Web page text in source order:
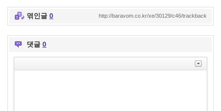
엮인글 0 http://baravom.co.kr/xe/30129/c46/trackback
댓글 0